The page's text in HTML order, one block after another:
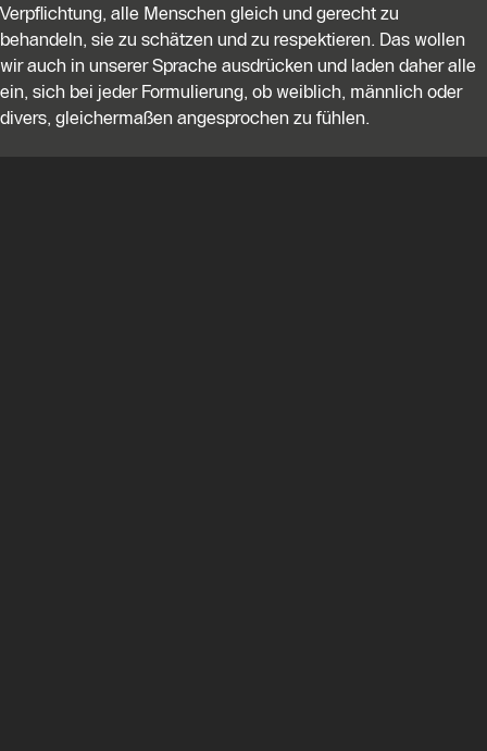
Verpflichtung, alle Menschen gleich und gerecht zu
behandeln, sie zu schätzen und zu respektieren. Das wollen
wir auch in unserer Sprache ausdrücken und laden daher alle
ein, sich bei jeder Formulierung, ob weiblich, männlich oder
divers, gleichermaßen angesprochen zu fühlen.